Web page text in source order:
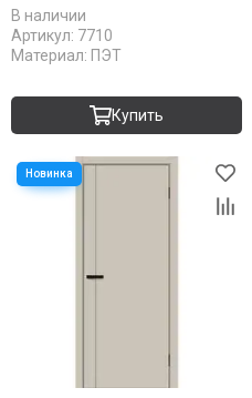
В наличии
Артикул: 7710
Материал: ПЭТ
Купить